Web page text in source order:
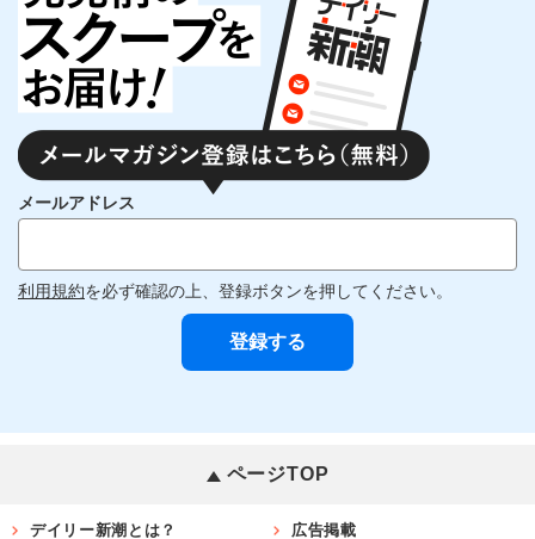
メールアドレス
利用規約を必ず確認の上、登録ボタンを押してください。
ページTOP
デイリー新潮とは？ 広告掲載